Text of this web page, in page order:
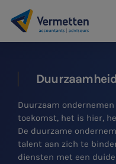
Duurzaam
toekomst, het is hier,
De duurzame
talent aan zich te
diensten met een